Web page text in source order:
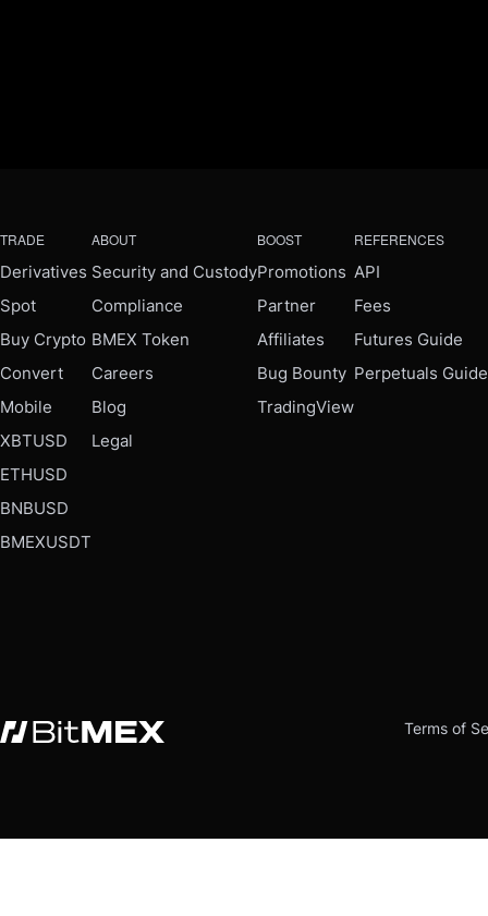
TRADE
Derivatives
Spot
Buy Crypto
Convert
Mobile
XBTUSD
ETHUSD
BNBUSD
BMEXUSDT
ABOUT
Security and Custody
Compliance
BMEX Token
Careers
Blog
Legal
BOOST
Promotions
Partner
Affiliates
Bug Bounty
TradingView
REFERENCES
API
Fees
Futures Guide
Perpetuals Guide
Terms of